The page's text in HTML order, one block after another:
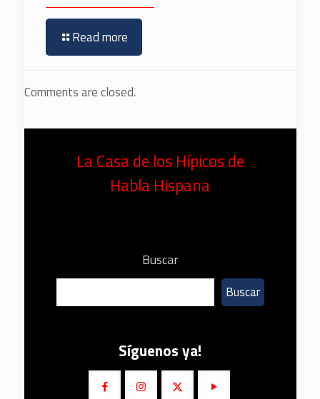
Read more
Comments are closed.
La Casa de los Hípicos de
Habla Hispana
Buscar
Buscar
Síguenos ya!